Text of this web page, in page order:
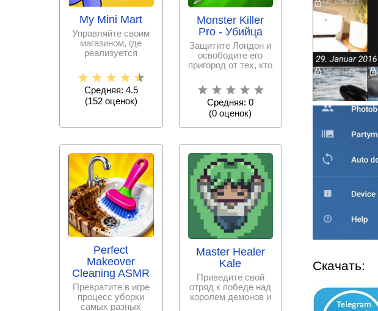
Скачать:
My Mini Mart
Управляйте своим
магазином, где
реализуется
товары –
выращивайте их
Средняя: 4.5
(152оценок)
Monster Killer
Pro - Убийца
Защитите Лондон и
освободите его
пригород от тех, кто
убийц,
Средняя: 0
(0 оценок)
Perfect
Makeover
Cleaning ASMR
Превратите в игре
процесс уборки
самых разных
Master Healer
Kale
Приведите свой
отряд к победе над
королем демонов и